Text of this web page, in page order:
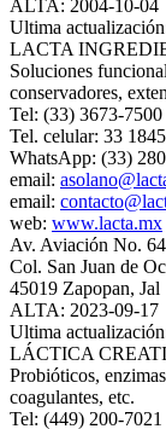
ALTA: 2004-10-04
Ultima
LACTA
Soluciones
conservadores,
Tel: (33) 3673-7500
Tel. celular: 33
WhatsApp: (33)
email:
email:
web: www.lacta.mx
Av. Aviación No.
Col. San Juan de
45019 Zapopan, Jal
ALTA: 2023-09-17
Ultima
LÁCTICA
Probióticos,
coagulantes, etc.
Tel: (449) 200-7021